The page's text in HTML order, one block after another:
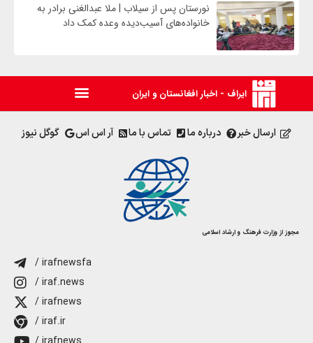
نورستان پس از سیلاب | ملا عبدالغنی برادر به
خانواده‌های آسیب‌دیده وعده کمک داد
ایراف - اخبار افغانستان و ایران
ارسال خبر درباره ما تماس با ما آر اس اس گوگل نیوز
مجوز از وزارت فرهنگ و ارشاد اسلامی
/ irafnewsfa
/ iraf.news
/ irafnews
/ iraf.ir